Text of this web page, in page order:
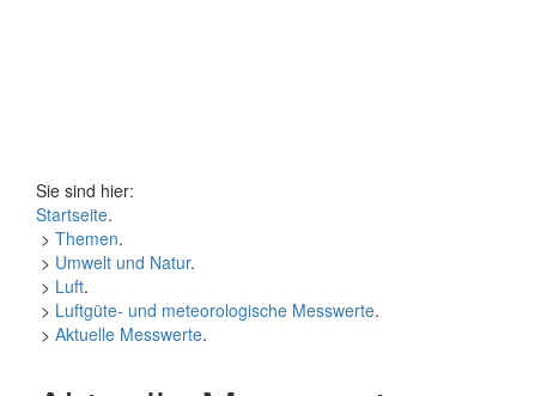
Sie sind hier:
Startseite.
> Themen.
> Umwelt und Natur.
> Luft.
> Luftgüte- und meteorologische Messwerte.
> Aktuelle Messwerte.